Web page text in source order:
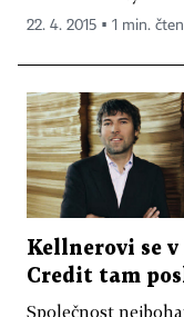
22. 4. 2015 ▪ 1 min.
Kellnerovi se
Credit tam
Společnost